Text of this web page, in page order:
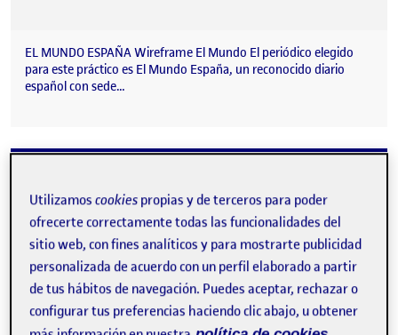
EL MUNDO ESPAÑA Wireframe El Mundo El periódico elegido
para este práctico es El Mundo España, un reconocido diario
español con sede…
Natalia Torres Alarcón
Visibilidad:
Pública -Fecha de publicación
19 Abr 202320 abril, 2023 5:58 am
-comentario en Wireframe Medio de
Utilizamoscookies propias y de terceros para poder
ofrecerte correctamente todas las funcionalidades del
sitio web, con fines analíticos y para mostrarte publicidad
personalizada de acuerdo con un perfil elaborado a partir
de tus hábitos de navegación. Puedes aceptar, rechazar o
configurar tus preferencias haciendo clic abajo, u obtener